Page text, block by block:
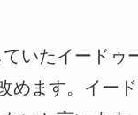
いたイードゥ
めます。イー